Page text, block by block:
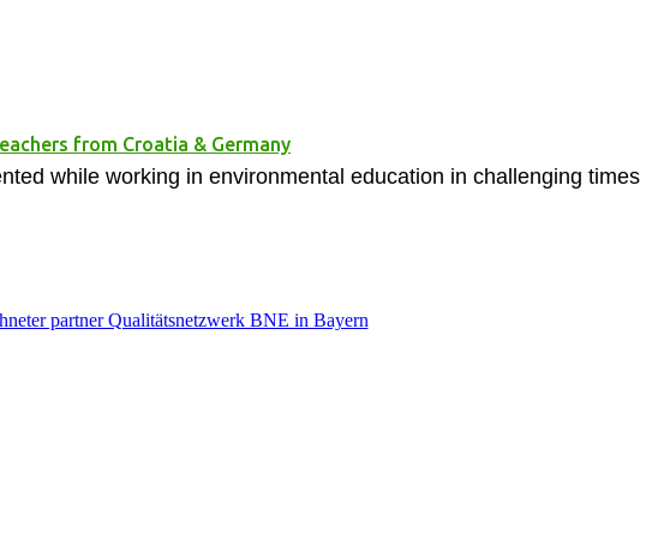
from Croatia & Germany
while working in environmental education in challenging times